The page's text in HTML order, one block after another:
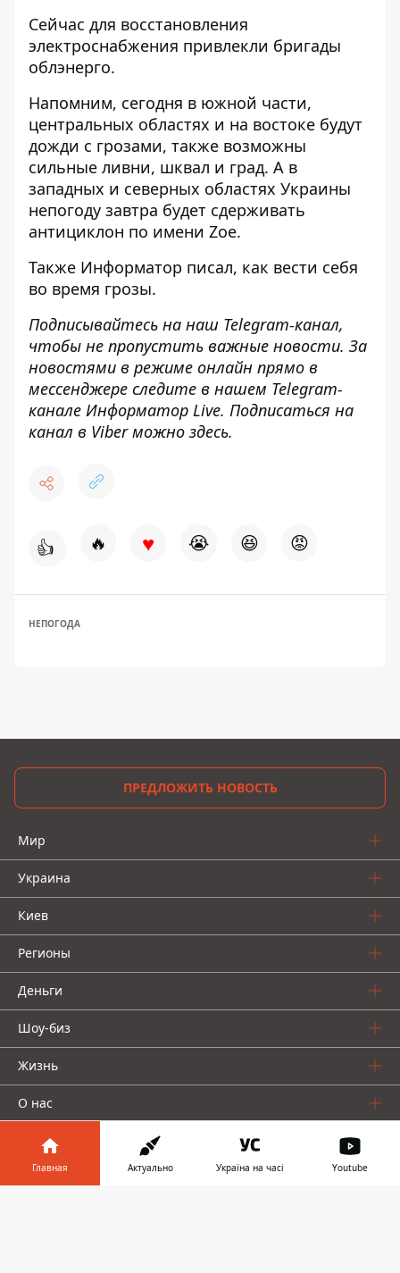
Сейчас для восстановления
электроснабжения привлекли бригады
облэнерго.
Напомним, сегодня в южной части,
центральных областях и на востоке будут
дожди с грозами, также возможны
сильные ливни, шквал и град. А в
западных и северных областях Украины
непогоду завтра будет сдерживать
антициклон по имени Zoe.
Также Информатор писал, как вести себя
во время грозы.
Подписывайтесь на наш Telegram-канал,
чтобы не пропустить важные новости. За
новостями в режиме онлайн прямо в
мессенджере следите в нашем Telegram-
канале Информатор Live. Подписаться на
канал в Viber можно здесь.
👍 🔥 ♥ 😭 😆 😡
НЕПОГОДА
ПРЕДЛОЖИТЬ НОВОСТЬ
Мир
Украина
Киев
Регионы
Деньги
Шоу-биз
Жизнь
О нас
Главная Актуально Україна на часі Youtube